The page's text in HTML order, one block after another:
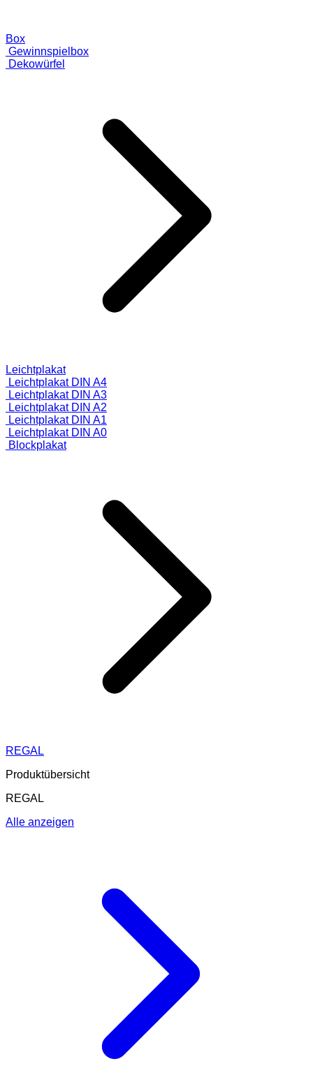
Box
Gewinnspielbox
Dekowürfel
Leichtplakat
Leichtplakat DIN A4
Leichtplakat DIN A3
Leichtplakat DIN A2
Leichtplakat DIN A1
Leichtplakat DIN A0
Blockplakat
REGAL
Produktübersicht
REGAL
Alle anzeigen